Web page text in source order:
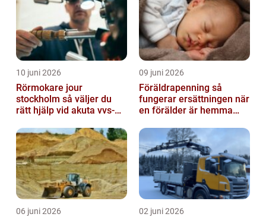
10 juni 2026
Rörmokare jour
stockholm så väljer du
rätt hjälp vid akuta vvs-
09 juni 2026
Föräldrapenning så
fungerar ersättningen när
en förälder är hemma
06 juni 2026 02 juni 2026